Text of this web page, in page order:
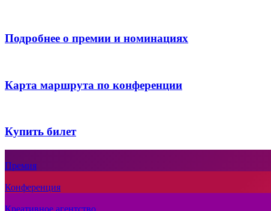
Подробнее о премии и номинациях
Карта маршрута по конференции
Купить билет
Премия
Конференция
Креативное агентство